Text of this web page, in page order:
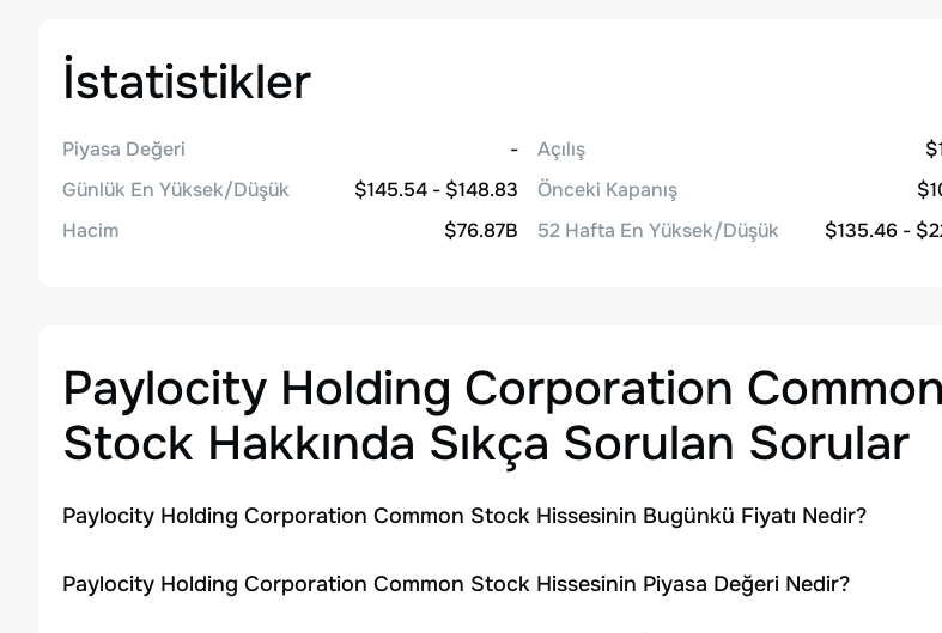
İstatistikler
Piyasa Değeri
-
Günlük En Yüksek/Düşük
$145.54 - $148.83
Hacim
$76.87B
Açılış
Önceki Kapanış
52 Hafta En Yüksek/Düşük
$135.46 -
Paylocity Holding Corporation Common
Stock Hakkında Sıkça Sorulan Sorular
Paylocity Holding Corporation Common Stock Hissesinin Bugünkü Fiyatı Nedir?
Paylocity Holding Corporation Common Stock Hissesinin Piyasa Değeri Nedir?